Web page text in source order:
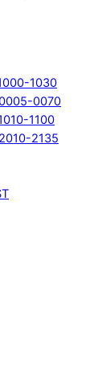
1030
0070
1100
2135